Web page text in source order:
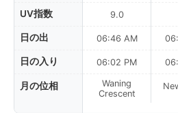
UV指数
日の出
日の入り
月の位相
9.0
06:46 AM
06:02 PM
Waning
Crescent